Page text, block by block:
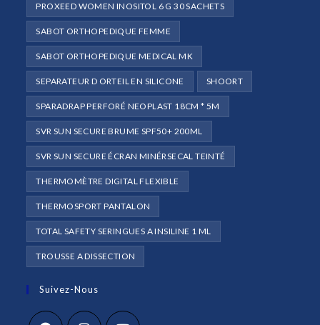
PROXEED WOMEN INOSITOL 6 G 30 SACHETS
SABOT ORTHOPEDIQUE FEMME
SABOT ORTHOPEDIQUE MEDICAL MK
SEPARATEUR D ORTEIL EN SILICONE SHOORT
SPARADRAP PERFORÉ NEOPLAST 18CM * 5M
SVR SUN SECURE BRUME SPF50+ 200ML
SVR SUN SECURE ÉCRAN MINÉRSECAL TEINTÉ
THERMOMÈTRE DIGITAL FLEXIBLE
THERMOSPORT PANTALON
TOTAL SAFETY SERINGUES A INSILINE 1 ML
TROUSSE A DISSECTION
Suivez-Nous